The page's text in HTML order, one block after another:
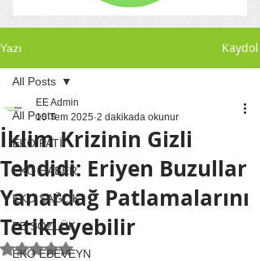
Yazı Kaydol
All Posts
EKO PATİ
EKO HABER
EKO SAĞLIK
EE SÖZLÜK
EKO EBEVEYN
All Posts
İklim Krizinin Gizli
Tehdidi: Eriyen Buzullar
Yanardağ Patlamalarını
Tetikleyebilir
EE Admin
10 Tem 2025 2 dakikada okunur
5 üzerinden NaN yıldız